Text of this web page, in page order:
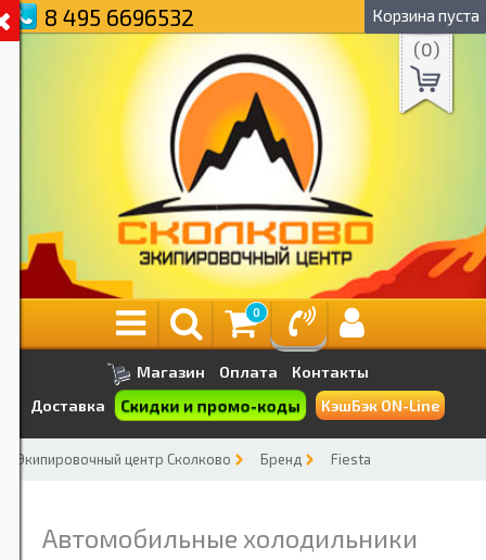
8 495 6696532 Корзина пуста
(0)
0
Магазин Оплата
Контакты
Доставка
Скидки и промо-коды КэшБэк ON-Line
Экипировочный центр Сколково Бренд Fiesta
Автомобильные холодильники